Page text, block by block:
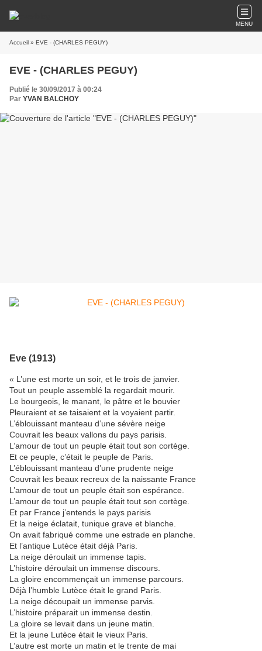
MENU
Accueil » EVE - (CHARLES PEGUY)
EVE - (CHARLES PEGUY)
Publié le 30/09/2017 à 00:24
Par YVAN BALCHOY
Eve (1913)
« L’une est morte un soir, et le trois de janvier.
Tout un peuple assemblé la regardait mourir.
Le bourgeois, le manant, le pâtre et le bouvier
Pleuraient et se taisaient et la voyaient partir.
L’éblouissant manteau d’une sévère neige
Couvrait les beaux vallons du pays parisis.
L’amour de tout un peuple était tout son cortège.
Et ce peuple, c’était le peuple de Paris.
L’éblouissant manteau d’une prudente neige
Couvrait les beaux recreux de la naissante France
L’amour de tout un peuple était son espérance.
L’amour de tout un peuple était tout son cortège.
Et par France j’entends le pays parisis
Et la neige éclatait, tunique grave et blanche.
On avait fabriqué comme une estrade en planche.
Et l’antique Lutèce était déjà Paris.
La neige déroulait un immense tapis.
L’histoire déroulait un immense discours.
La gloire encommençait un immense parcours.
Déjà l’humble Lutèce était le grand Paris.
La neige découpait un immense parvis.
L’histoire préparait un immense destin.
La gloire se levait dans un jeune matin.
Et la jeune Lutèce était le vieux Paris.
L’autre est morte un matin et le trente de mai